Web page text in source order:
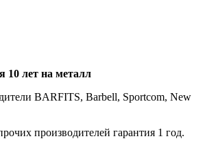
10 лет на металл
BARFITS, Barbell, Sportcom, New
производителей гарантия 1 год.